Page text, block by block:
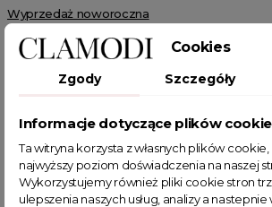
Wyprzedaż noworoczna
POWIĄZANE TAGI
beżowa bluzka bluza damska
bluzy
bluza oversize damska
bluza dresowa
Cookies
Zgody Szczegóły
Informacje dotyczące plików
Ta witryna korzysta z własnych plików
najwyższy poziom doświadczenia na naszej
Wykorzystujemy również pliki cookie stron
ulepszenia naszych usług, analizy a